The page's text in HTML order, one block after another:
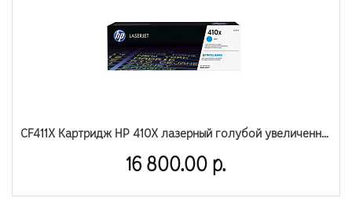
CF411X Картридж HP 410X лазерный голубой увеличенной емкости (5000 стр)
16 800.00 р.